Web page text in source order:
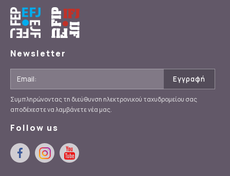
Newsletter
Συμπληρώνοντας τη διεύθυνση ηλεκτρονικού ταχυδρομείου σας
αποδέχεστε να λαμβάνετε νέα μας.
Follow us